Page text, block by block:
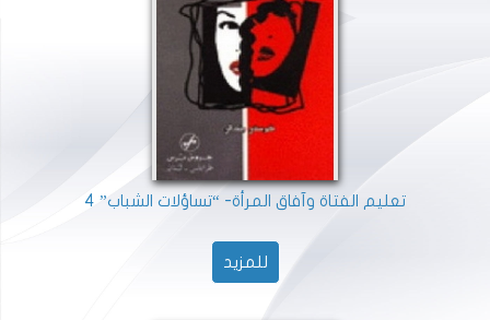
تعليم الفتاة وآفاق المرأة- “تساؤلات الشباب” 4
للمزيد